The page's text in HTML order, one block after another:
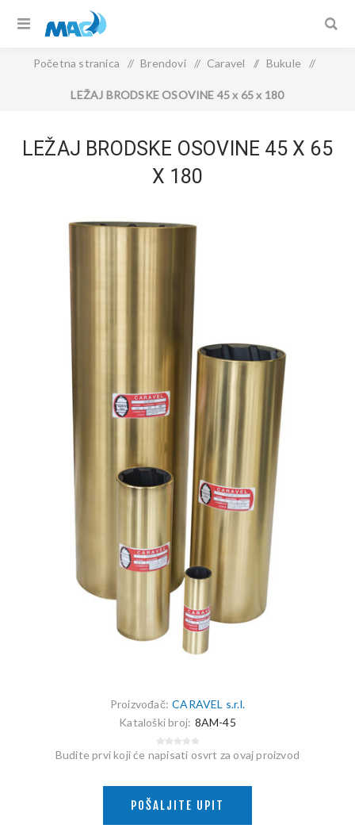
Početna stranica / Brendovi / Caravel / Bukule /
LEŽAJ BRODSKE OSOVINE 45 x 65 x 180
LEŽAJ BRODSKE OSOVINE 45 X 65
X 180
Proizvođač: CARAVEL s.r.l.
Kataloški broj: 8AM-45
Budite prvi koji će napisati osvrt za ovaj proizvod
POŠALJITE UPIT